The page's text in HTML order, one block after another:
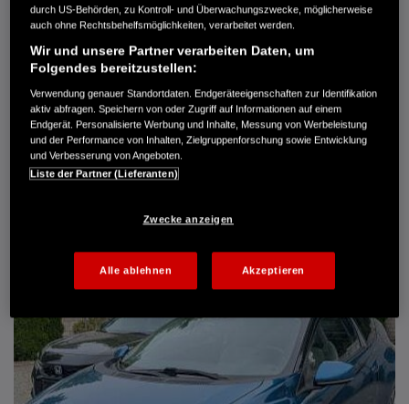
Erstzulassung
10.2007
Bauart
Limousine
AUTO HARKE GMBH
Randersweide 59-63
21035 Hamburg
+49 40 735 935 0
DETAILS
durch US-Behörden, zu Kontroll- und Überwachungszwecke, möglicherweise
auch ohne Rechtsbehelfsmöglichkeiten, verarbeitet werden.
Wir und unsere Partner verarbeiten Daten, um
Folgendes bereitzustellen:
Verwendung genauer Standortdaten. Endgeräteeigenschaften zur Identifikation
aktiv abfragen. Speichern von oder Zugriff auf Informationen auf einem
Endgerät. Personalisierte Werbung und Inhalte, Messung von Werbeleistung
und der Performance von Inhalten, Zielgruppenforschung sowie Entwicklung
und Verbesserung von Angeboten.
Liste der Partner (Lieferanten)
Zwecke anzeigen
Alle ablehnen Akzeptieren